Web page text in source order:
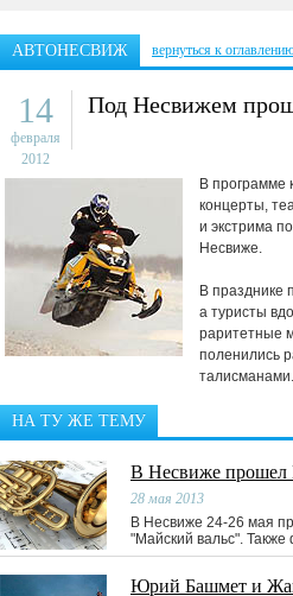
АВТОНЕСВИЖ вернуться к
14
февраля
2012
Под Несвижем
В программе
концерты,
и экстрима
Несвиже.
В празднике
а туристы
раритетные
поленились
талисманами.
НА ТУ ЖЕ ТЕМУ
В Несвиже прошел
28 мая 2013
В Несвиже 24-26 мая
"Майский вальс".
Юрий Башмет и